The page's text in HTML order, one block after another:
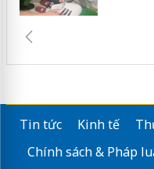
Tin tức Kinh tế
Chính sách & Pháp